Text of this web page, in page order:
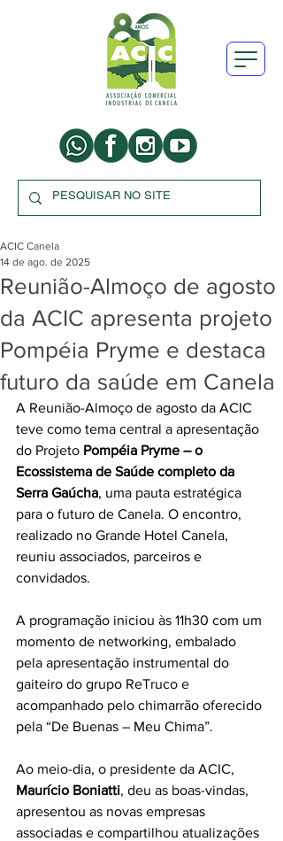
Reunião-Almoço de agosto
da ACIC apresenta projeto
Pompéia Pryme e destaca
futuro da saúde em Canela
ACIC Canela
14 de ago. de 2025
A Reunião-Almoço de agosto da ACIC
teve como tema central a apresentação
do Projeto Pompéia Pryme – o
Ecossistema de Saúde completo da
Serra Gaúcha, uma pauta estratégica
para o futuro de Canela. O encontro,
realizado no Grande Hotel Canela,
reuniu associados, parceiros e
convidados.
A programação iniciou às 11h30 com um
momento de networking, embalado
pela apresentação instrumental do
gaiteiro do grupo ReTruco e
acompanhado pelo chimarrão oferecido
pela “De Buenas – Meu Chima”.
Ao meio-dia, o presidente da ACIC,
Maurício Boniatti, deu as boas-vindas,
apresentou as novas empresas
associadas e compartilhou atualizações